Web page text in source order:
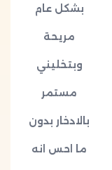
بشكل عام
مريحة
وبتخليني
مستمر
بالادخار بدون
ما احس انه